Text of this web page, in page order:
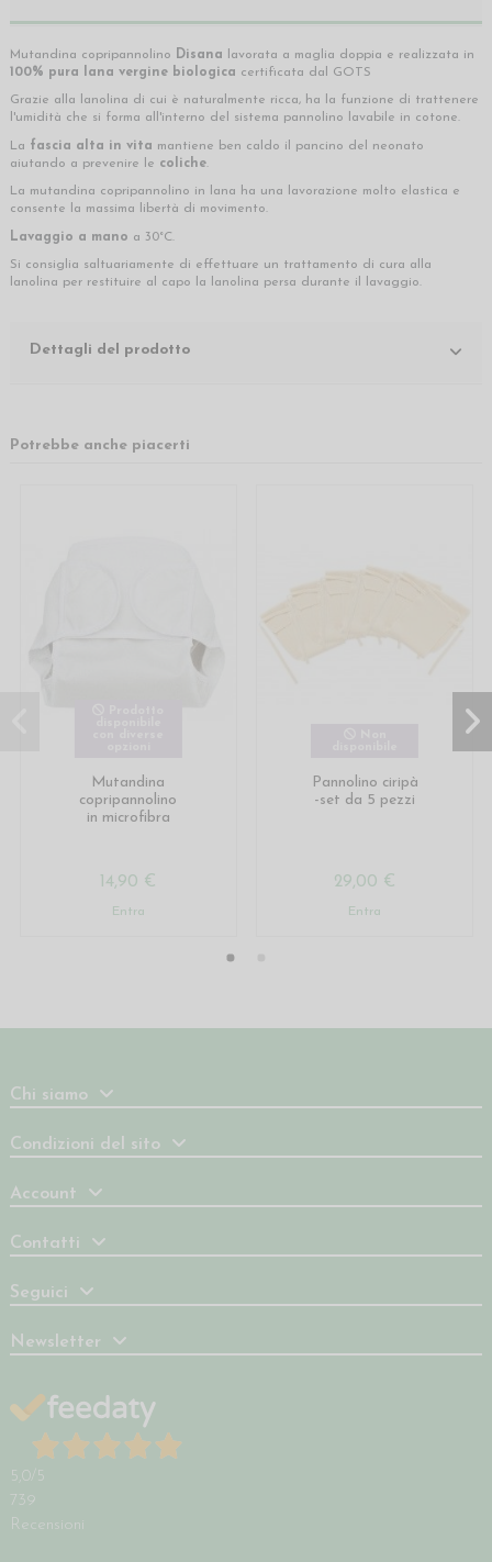
Mutandina copripannolino Disana lavorata a maglia doppia e realizzata in
100% pura lana vergine biologica certificata dal GOTS
Grazie alla lanolina di cui è naturalmente ricca, ha la funzione di trattenere
l'umidità che si forma all'interno del sistema pannolino lavabile in cotone.
La fascia alta in vita mantiene ben caldo il pancino del neonato
aiutando a prevenire le coliche.
La mutandina copripannolino in lana ha una lavorazione molto elastica e
consente la massima libertà di movimento.
Lavaggio a mano a 30°C.
Si consiglia saltuariamente di effettuare un trattamento di cura alla
lanolina per restituire al capo la lanolina persa durante il lavaggio.
Dettagli del prodotto
Potrebbe anche piacerti
Mutandina
copripannolino
in microfibra
14,90 €
Entra
Pannolino ciripà
-set da 5 pezzi
29,00 €
Entra
Chi siamo
Condizioni del sito
Account
Contatti
Seguici
Newsletter
5,0 /5
739
Recensioni